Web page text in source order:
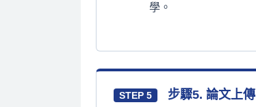
學。
STEP 5 步驟5. 論文上傳